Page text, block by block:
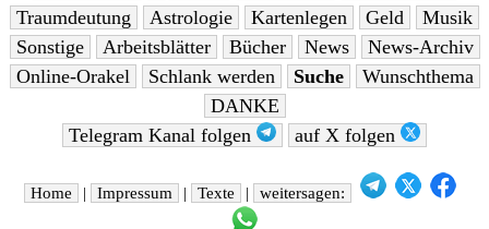
Traumdeutung
Astrologie Kartenlegen Geld
Musik
Sonstige
Arbeitsblätter Bücher News
News-Archiv
Online-Orakel
Schlank werden Suche
Wunschthema
DANKE
Telegram Kanal folgen
auf X folgen
Home | Impressum | Texte | weitersagen: